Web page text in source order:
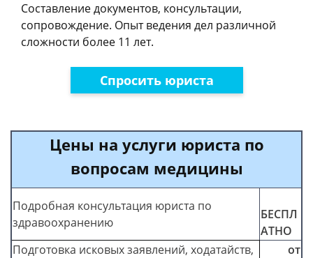
Составление документов, консультации,
сопровождение. Опыт ведения дел различной
сложности более 11 лет.
Спросить юриста
Цены на услуги юриста по
вопросам медицины
Подробная консультация юриста по
здравоохранению
БЕСПЛ
АТНО
Подготовка исковых заявлений, ходатайств,
от